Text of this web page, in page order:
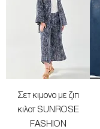
Σετ κιμονο με ζιπ
κιλοτ SUNROSE
FASHION